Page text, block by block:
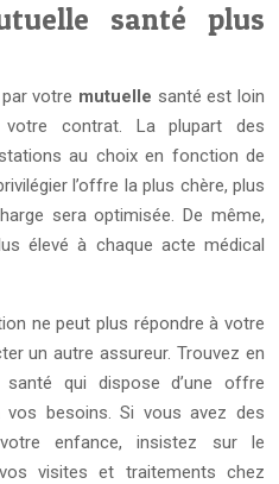
santé plus
votre mutuelle santé est loin
contrat. La plupart des
au choix en fonction de
l’offre la plus chère, plus
sera optimisée. De même,
élevé à chaque acte médical
ne peut plus répondre à votre
un autre assureur. Trouvez en
qui dispose d’une offre
vos besoins. Si vous avez des
enfance, insistez sur le
visites et traitements chez